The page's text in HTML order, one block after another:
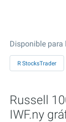
Disponible
R StocksTrader
Russell
IWF.ny